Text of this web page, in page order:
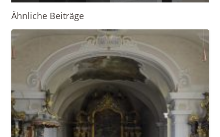
Ähnliche Beiträge